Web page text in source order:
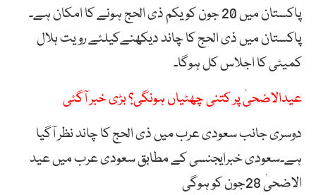
پاکستان میں 20 جون کو یکم ذی الحج ہونے کا امکان ہے۔
پاکستان میں ذی الحج کا چاند دیکھنےکیلئے رویت ہلال
کمیٹی کا اجلاس کل ہوگا۔
عیدالاضحیٰ پر کتنی چھٹیاں ہونگی؟ بڑی خبر آگئی
دوسری جانب سعودی عرب میں ذی الحج کا چاند نظر آگیا
ہے۔سعودی خبرایجنسی کے مطابق سعودی عرب میں عید
الاضحیٰ 28جون کو ہوگی